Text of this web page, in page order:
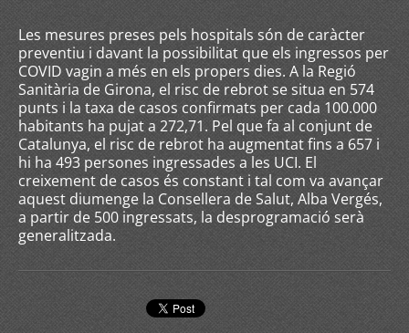
Les mesures preses pels hospitals són de caràcter
preventiu i davant la possibilitat que els ingressos per
COVID vagin a més en els propers dies. A la Regió
Sanitària de Girona, el risc de rebrot se situa en 574
punts i la taxa de casos confirmats per cada 100.000
habitants ha pujat a 272,71. Pel que fa al conjunt de
Catalunya, el risc de rebrot ha augmentat fins a 657 i
hi ha 493 persones ingressades a les UCI. El
creixement de casos és constant i tal com va avançar
aquest diumenge la Consellera de Salut, Alba Vergés,
a partir de 500 ingressats, la desprogramació serà
generalitzada.